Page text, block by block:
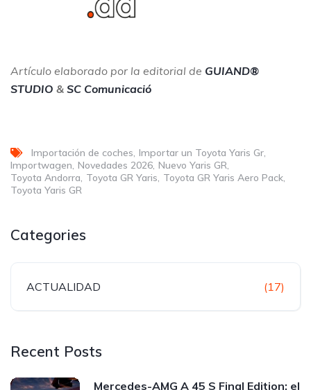
Artículo elaborado por la editorial de GUIAND®
STUDIO & SC Comunicació
Importación de coches Importar un Toyota Yaris Gr
Importwagen Novedades 2026 Nuevo Yaris GR
Toyota Andorra Toyota GR Yaris Toyota GR Yaris Aero Pack
Toyota Yaris GR
Categories
ACTUALIDAD (17)
Recent Posts
Mercedes-AMG A 45 S Final Edition: el